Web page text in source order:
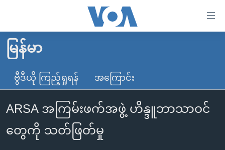
လွယ်ကူ
စေ
သည့်
များ
ပင်မ
မူလစာမျက်နှာ
မြန်မာ
ကမ္ဘာ့သတင်းများ
နိုင်ငံတကာ
အမေရိကန်
ဗွီဒီယို
သတင်းလွတ်လပ်ခွင့်
ရပ်ဝန်းတခု လမ်းတခု အလွန်
မြန်မာ
ဗွီဒီယို ကြည့်ရှုရန် အကြောင်း
ARSA အကြမ်းဖက်အဖွဲ့ ဟိန္ဒူဘာသာဝင်
တွေကို သတ်ဖြတ်မှု